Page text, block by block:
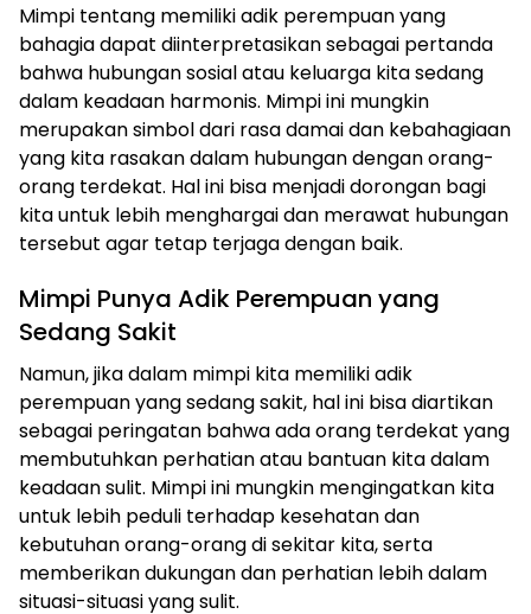
Mimpi tentang memiliki adik perempuan yang
bahagia dapat diinterpretasikan sebagai pertanda
bahwa hubungan sosial atau keluarga kita sedang
dalam keadaan harmonis. Mimpi ini mungkin
merupakan simbol dari rasa damai dan kebahagiaan
yang kita rasakan dalam hubungan dengan orang-
orang terdekat. Hal ini bisa menjadi dorongan bagi
kita untuk lebih menghargai dan merawat hubungan
tersebut agar tetap terjaga dengan baik.
Mimpi Punya Adik Perempuan yang
Sedang Sakit
Namun, jika dalam mimpi kita memiliki adik
perempuan yang sedang sakit, hal ini bisa diartikan
sebagai peringatan bahwa ada orang terdekat yang
membutuhkan perhatian atau bantuan kita dalam
keadaan sulit. Mimpi ini mungkin mengingatkan kita
untuk lebih peduli terhadap kesehatan dan
kebutuhan orang-orang di sekitar kita, serta
memberikan dukungan dan perhatian lebih dalam
situasi-situasi yang sulit.